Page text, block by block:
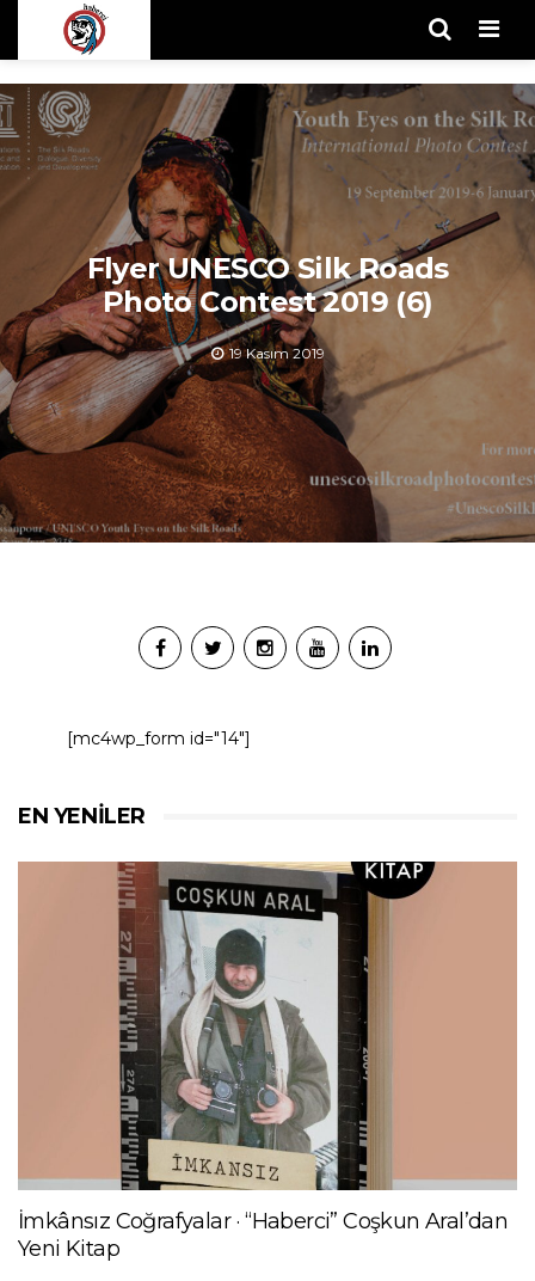
Flyer UNESCO Silk Roads
Photo Contest 2019 (6)
19 Kasım 2019
[mc4wp_form id="14"]
EN YENILER
İmkânsız Coğrafyalar · “Haberci” Coşkun Aral’dan
Yeni Kitap